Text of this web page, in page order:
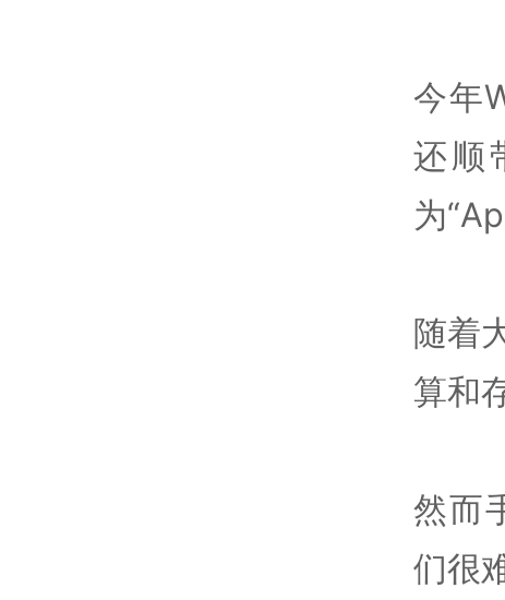
今年
还顺
为
随着
算和
然而
们很